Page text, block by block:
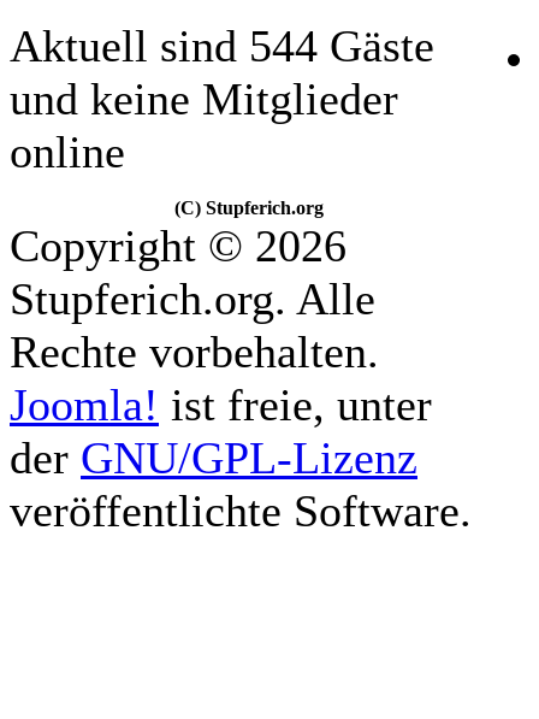
Aktuell sind 544 Gäste
und keine Mitglieder
online
(C) Stupferich.org
Copyright © 2026
Stupferich.org. Alle
Rechte vorbehalten.
Joomla! ist freie, unter
der GNU/GPL-Lizenz
veröffentlichte Software.